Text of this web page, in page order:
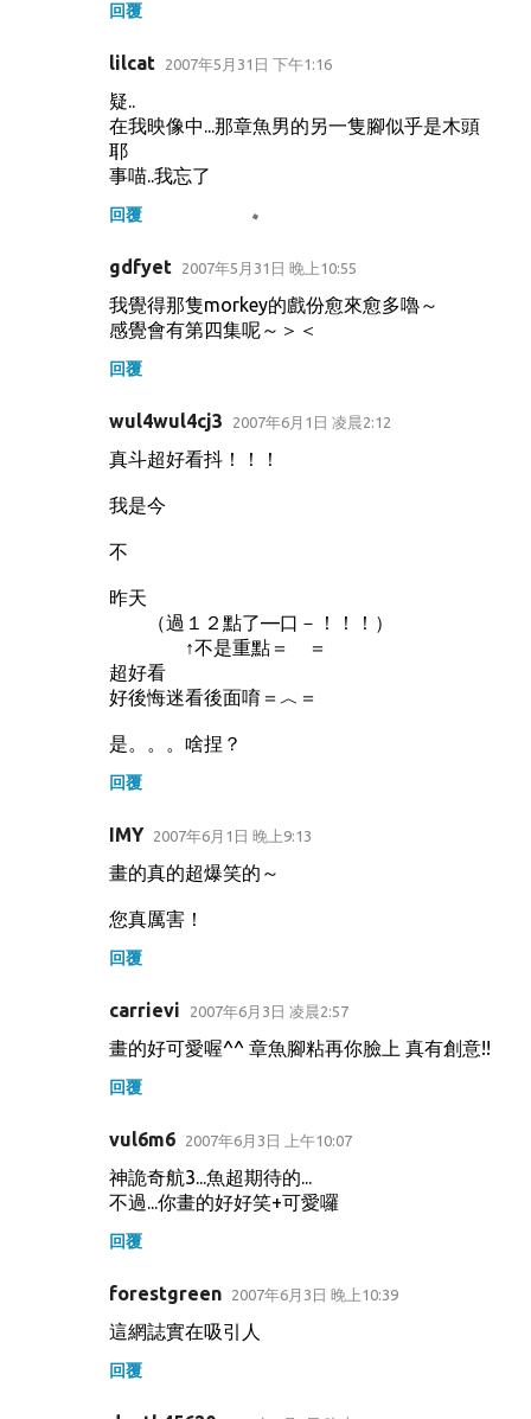
回覆
lilcat 2007年5月31日 下午1:16
疑..
在我映像中...那章魚男的另一隻腳似乎是木頭
耶
事喵..我忘了
回覆
gdfyet 2007年5月31日 晚上10:55
我覺得那隻morkey的戲份愈來愈多嚕～
感覺會有第四集呢～＞＜
回覆
wul4wul4cj3 2007年6月1日 凌晨2:12
真斗超好看抖！！！
我是今
不
昨天
（過１２點了—口－！！！）
↑不是重點＝ ＝
超好看
好後悔迷看後面唷＝︿＝
是。。。啥捏？
回覆
IMY 2007年6月1日 晚上9:13
畫的真的超爆笑的～
您真厲害！
回覆
carrievi 2007年6月3日 凌晨2:57
畫的好可愛喔^^ 章魚腳粘再你臉上 真有創意!!
回覆
vul6m6 2007年6月3日 上午10:07
神詭奇航3...魚超期待的...
不過...你畫的好好笑+可愛囉
回覆
forestgreen 2007年6月3日 晚上10:39
這網誌實在吸引人
回覆